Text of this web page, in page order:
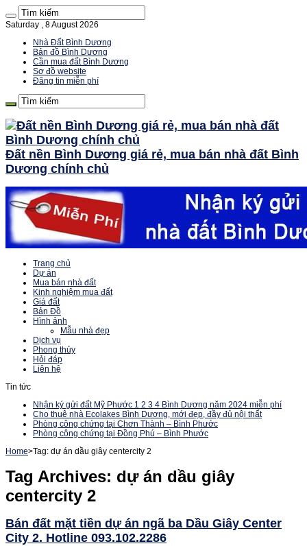
Saturday , 8 August 2026
Nhà Đất Bình Dương
Bản đồ Bình Dương
Cần mua đất Bình Dương
Sơ đồ website
Đăng tin miễn phí
Đất nền Bình Dương giá rẻ, mua bán nhà đất Bình
Dương chính chủ
Trang chủ
Dự án
Mua bán nhà đất
Kinh nghiệm mua đất
Giá đất
Bản Đồ
Hình ảnh
Mẫu nhà đẹp
Dịch vụ
Phong thủy
Hỏi đáp
Liên hệ
Tin tức
Nhận ký gửi đất Mỹ Phước 1 2 3 4 Bình Dương năm 2024 miễn phí
Cho thuê nhà Ecolakes Bình Dương, mới đẹp, đầy đủ nội thất
Phòng công chứng tại Chơn Thành – Bình Phước
Phòng công chứng tại Đồng Phú – Bình Phước
Home>Tag: dự án dầu giây centercity 2
Tag Archives: dự án dầu giây
centercity 2
Bán đất mặt tiền dự án ngã ba Dầu Giây Center
City 2. Hotline 093.102.2286